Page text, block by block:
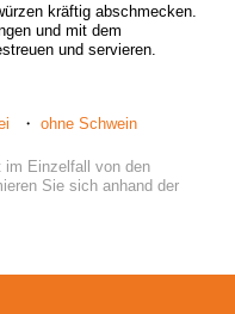
kräftig abschmecken.
und mit dem
und servieren.
ohne Schwein
im Einzelfall von den
Sie sich anhand der